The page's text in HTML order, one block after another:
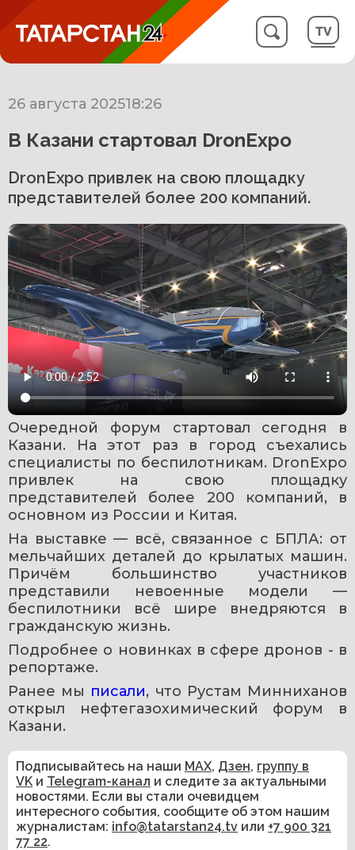
26 августа 202518:26
В Казани стартовал DronExpo
DronExpo привлек на свою площадку
представителей более 200 компаний.
Очередной форум стартовал сегодня в
Казани. На этот раз в город съехались
специалисты по беспилотникам. DronExpo
привлек на свою площадку
представителей более 200 компаний, в
основном из России и Китая.
На выставке — всё, связанное с БПЛА: от
мельчайших деталей до крылатых машин.
Причём большинство участников
представили невоенные модели —
беспилотники всё шире внедряются в
гражданскую жизнь.
Подробнее о новинках в сфере дронов - в
репортаже.
Ранее мы писали, что Рустам Минниханов
открыл нефтегазохимический форум в
Казани.
Подписывайтесь на наши MAX, Дзен, группу в
VK и Telegram-канал и следите за актуальными
новостями. Если вы стали очевидцем
интересного события, сообщите об этом нашим
журналистам: info@tatarstan24.tv или +7 900 321
77 22.